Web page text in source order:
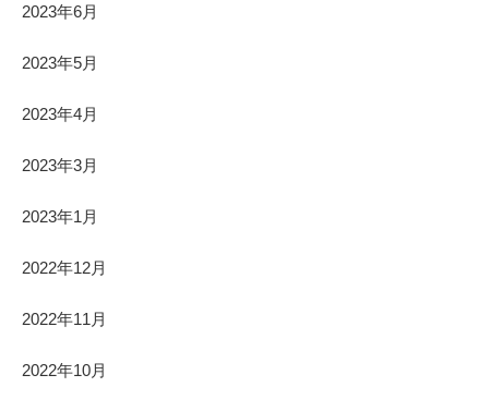
2023年6月
2023年5月
2023年4月
2023年3月
2023年1月
2022年12月
2022年11月
2022年10月